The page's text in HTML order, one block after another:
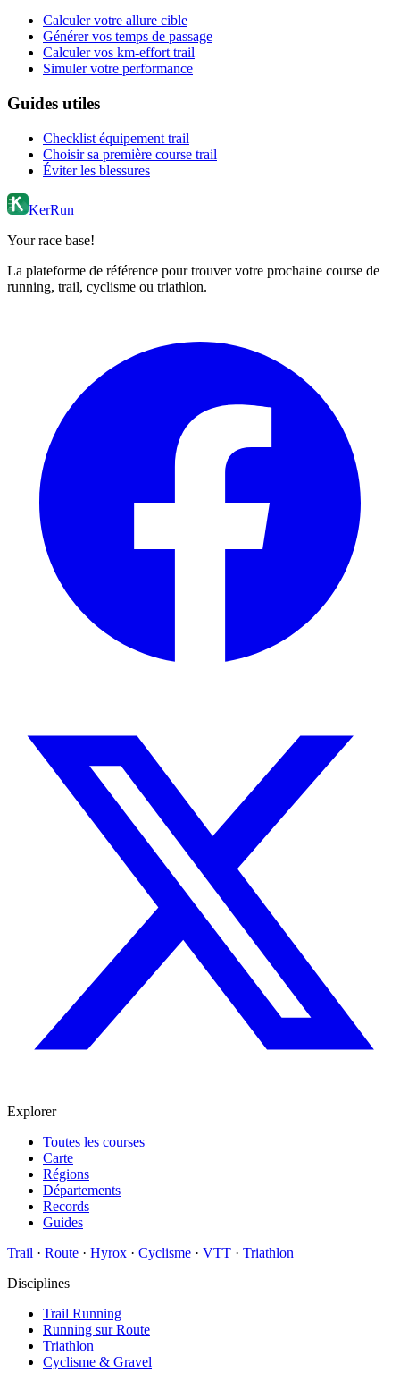
Calculer votre allure cible
Générer vos temps de passage
Calculer vos km-effort trail
Simuler votre performance
Guides utiles
Checklist équipement trail
Choisir sa première course trail
Éviter les blessures
KerRun
Your race base!
La plateforme de référence pour trouver votre prochaine course de
running, trail, cyclisme ou triathlon.
Explorer
Toutes les courses
Carte
Régions
Départements
Records
Guides
Trail · Route · Hyrox · Cyclisme · VTT · Triathlon
Disciplines
Trail Running
Running sur Route
Triathlon
Cyclisme & Gravel